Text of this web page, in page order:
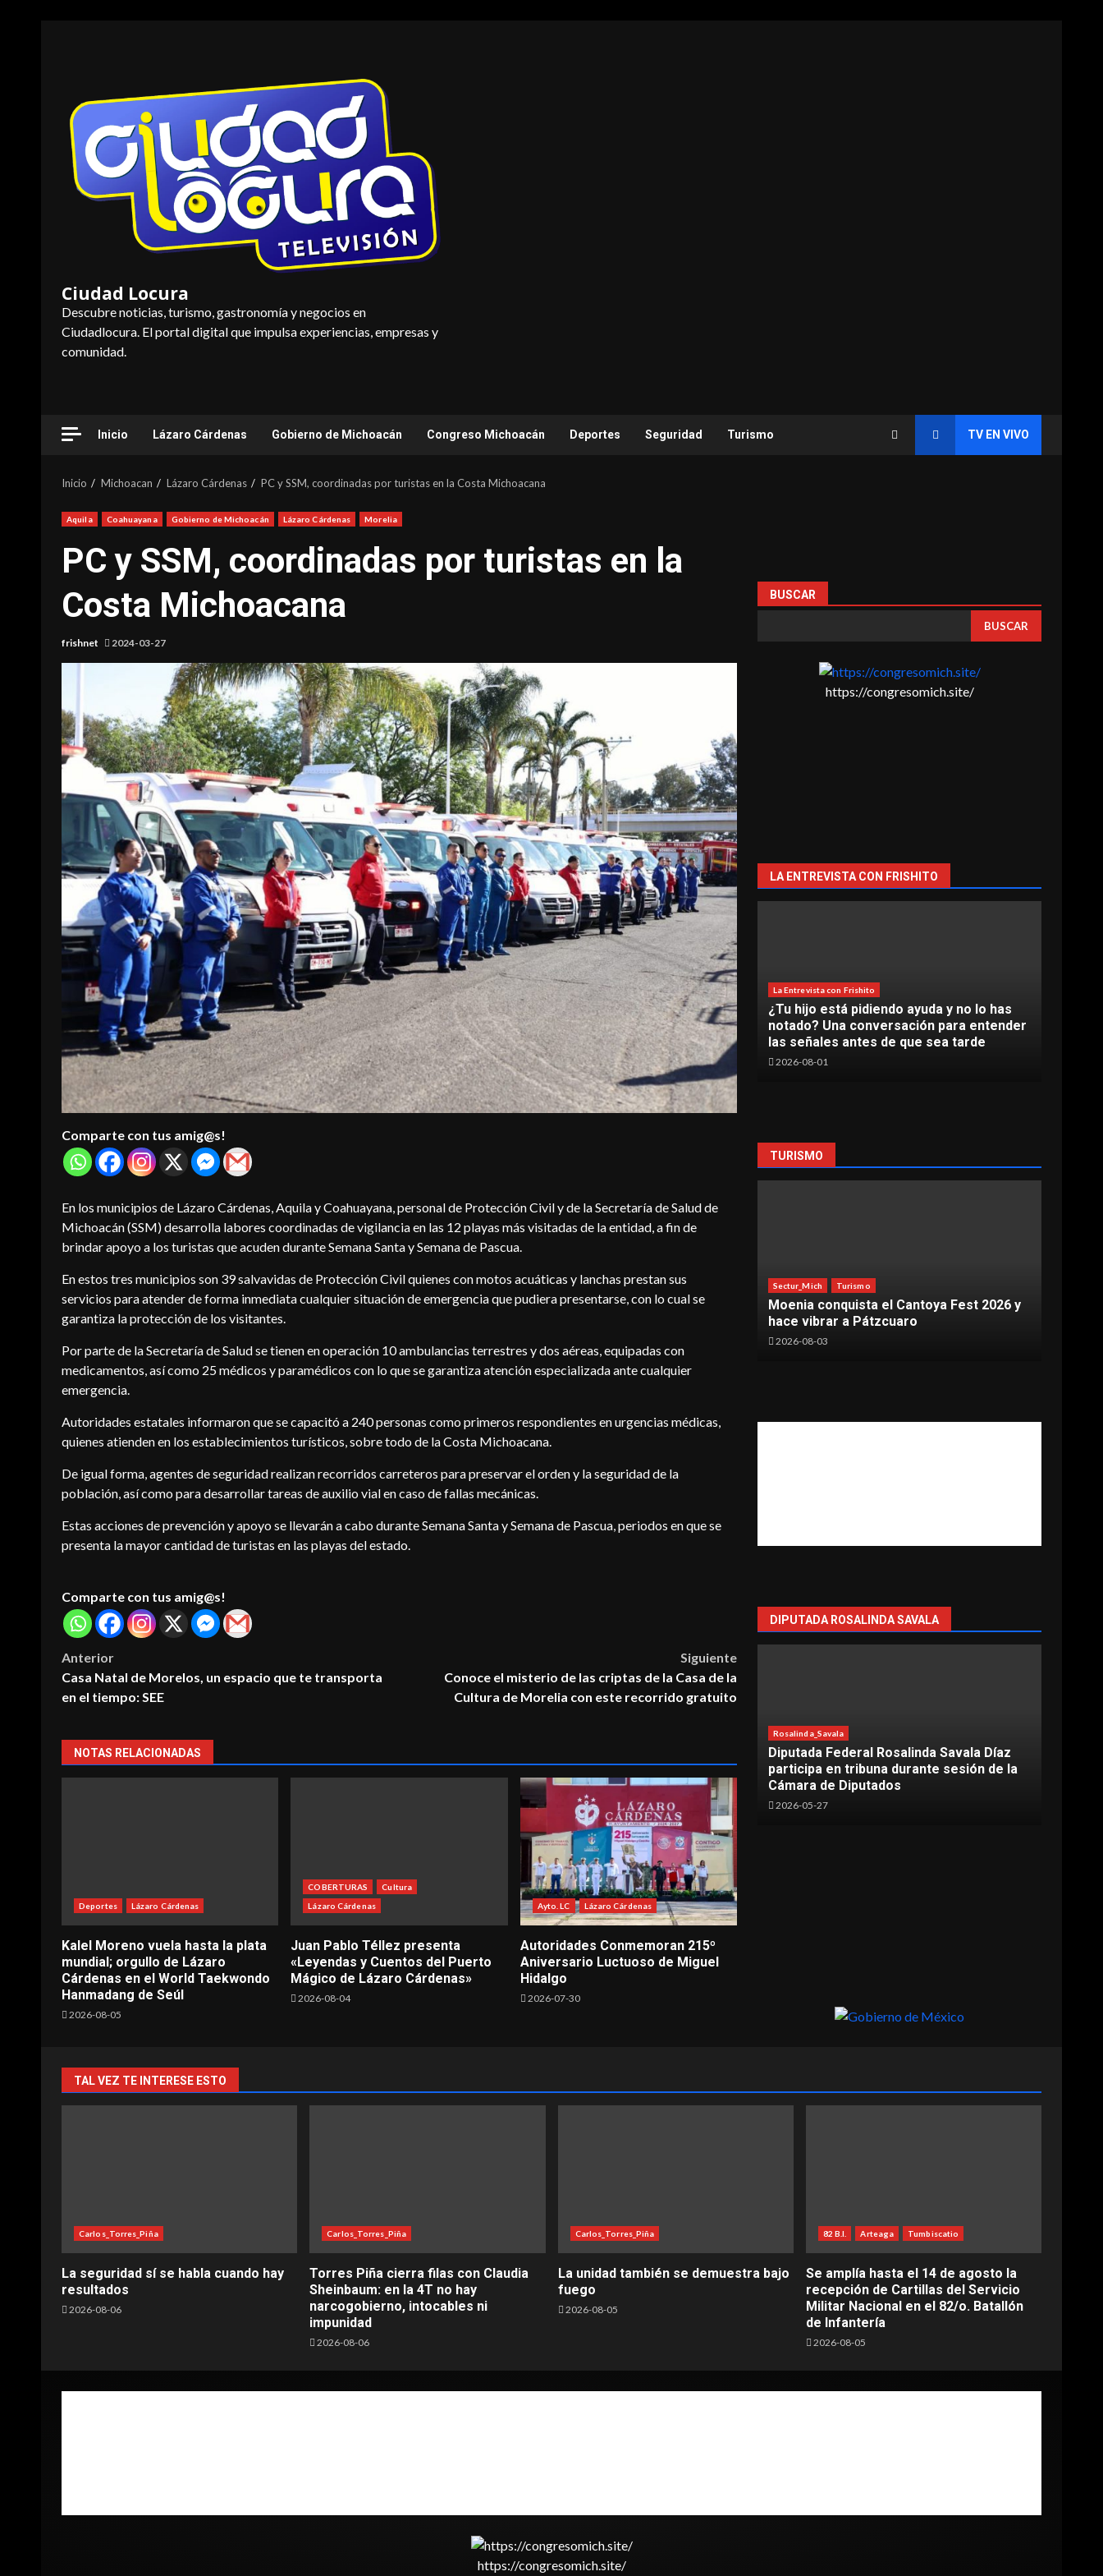
Ciudad Locura
Descubre noticias, turismo, gastronomía y negocios en
Ciudadlocura. El portal digital que impulsa experiencias, empresas y
comunidad.
Inicio Lázaro Cárdenas Gobierno de Michoacán Congreso Michoacán Deportes Seguridad Turismo TV EN VIVO
Inicio Michoacan Lázaro Cárdenas PC y SSM, coordinadas por turistas en la Costa Michoacana
Aquila Coahuayana Gobierno de Michoacán Lázaro Cárdenas Morelia
PC y SSM, coordinadas por turistas en la
Costa Michoacana
frishnet 2024-03-27
Comparte con tus amig@s!
En los municipios de Lázaro Cárdenas, Aquila y Coahuayana, personal de Protección Civil y de la Secretaría de Salud de
Michoacán (SSM) desarrolla labores coordinadas de vigilancia en las 12 playas más visitadas de la entidad, a fin de
brindar apoyo a los turistas que acuden durante Semana Santa y Semana de Pascua.
En estos tres municipios son 39 salvavidas de Protección Civil quienes con motos acuáticas y lanchas prestan sus
servicios para atender de forma inmediata cualquier situación de emergencia que pudiera presentarse, con lo cual se
garantiza la protección de los visitantes.
Por parte de la Secretaría de Salud se tienen en operación 10 ambulancias terrestres y dos aéreas, equipadas con
medicamentos, así como 25 médicos y paramédicos con lo que se garantiza atención especializada ante cualquier
emergencia.
Autoridades estatales informaron que se capacitó a 240 personas como primeros respondientes en urgencias médicas,
quienes atienden en los establecimientos turísticos, sobre todo de la Costa Michoacana.
De igual forma, agentes de seguridad realizan recorridos carreteros para preservar el orden y la seguridad de la
población, así como para desarrollar tareas de auxilio vial en caso de fallas mecánicas.
Estas acciones de prevención y apoyo se llevarán a cabo durante Semana Santa y Semana de Pascua, periodos en que se
presenta la mayor cantidad de turistas en las playas del estado.
Comparte con tus amig@s!
Post
navigation
Anterior
Casa Natal de Morelos, un espacio que te transporta
en el tiempo: SEE
Siguiente
Conoce el misterio de las criptas de la Casa de la
Cultura de Morelia con este recorrido gratuito
NOTAS RELACIONADAS
Deportes Lázaro Cárdenas
Kalel Moreno vuela hasta la plata
mundial; orgullo de Lázaro
Cárdenas en el World Taekwondo
Hanmadang de Seúl
2026-08-05
COBERTURAS
Cultura
Lázaro Cárdenas
Juan Pablo Téllez presenta
«Leyendas y Cuentos del Puerto
Mágico de Lázaro Cárdenas»
2026-08-04
Ayto. LC Lázaro Cárdenas
Autoridades Conmemoran 215º
Aniversario Luctuoso de Miguel
Hidalgo
2026-07-30
BUSCAR
BUSCAR
https://congresomich.site/
LA ENTREVISTA CON FRISHITO
años conquistando
y generaciones
La Entrevista con Frishito
«7 INFINITOS»: la ciencia ficción
latinoamericana que busca reflexionar
sobre el futuro de la humanidad
2026-08-01
La Entrevista con Frishito
Grupo Vega: el talento familiar de
Petatlán que conquista escenarios con su
música
2026-08-01
La Entrevista con Frishito
¿Tu hijo está pidiendo ayuda y no lo has
notado? Una conversación para entender
las señales antes de que sea tarde
2026-08-01
TURISMO
promoción
de Quebec
El tema oficial de la Danza de los
Tlahualiles de Sahuayo cumple su primer
año
Sectur_Mich Turismo
País de la Monarca ofrece naturaleza y
Sectur_Mich Turismo
Moenia conquista el Cantoya Fest 2026 y
hace vibrar a Pátzcuaro
2026-08-03
DIPUTADA ROSALINDA SAVALA
Díaz destaca
mujeres y
Diputada Federal Rosalinda Savala Díaz
fortalece la organización territorial en
sostiene encuentro con integrantes del
sector salud
2026-07-30
Rosalinda_Savala
Diputada Federal Rosalinda Savala Díaz
participa en tribuna durante sesión de la
Cámara de Diputados
2026-05-27
TAL VEZ TE INTERESE ESTO
Carlos_Torres_Piña
La seguridad sí se habla cuando hay
resultados
2026-08-06
Carlos_Torres_Piña
Torres Piña cierra filas con Claudia
Sheinbaum: en la 4T no hay
narcogobierno, intocables ni
impunidad
2026-08-06
Carlos_Torres_Piña
La unidad también se demuestra bajo
fuego
2026-08-05
82 B.I. Arteaga Tumbiscatio
Se amplía hasta el 14 de agosto la
recepción de Cartillas del Servicio
Militar Nacional en el 82/o. Batallón
de Infantería
2026-08-05
https://congresomich.site/